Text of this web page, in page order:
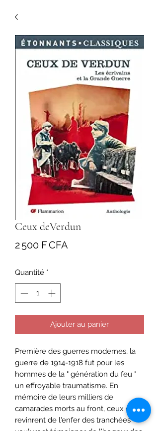
Ceux deVerdun
2 500 F CFA
Quantité *
Ajouter au panier
Première des guerres modernes, la
guerre de 1914-1918 fut pour les
hommes de la " génération du feu "
un effroyable traumatisme. En
mémoire de leurs milliers de
camarades morts au front, ceux qui
revinrent de l'enfer des tranchées
voulurent témoigner de l'horreur des